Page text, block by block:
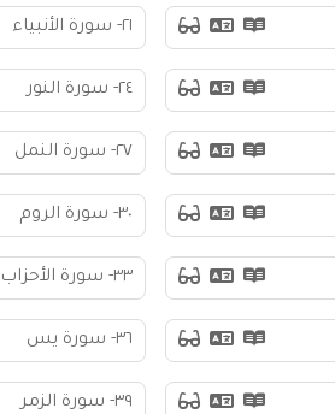
٢١- سورة الأنبياء
٢٤- سورة النور
٢٧- سورة النمل
٣٠- سورة الروم
٣٣- سورة الأحزاب
٣٦- سورة يس
٣٩- سورة الزمر